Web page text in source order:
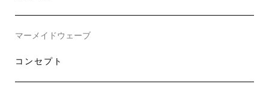
マーメイドウェーブ
コンセプト